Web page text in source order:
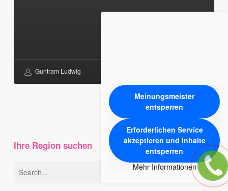
Guntram Ludwig
Ihre Region suchen
Meinungsmeister
entsperren
Erforderlichen Service
akzeptieren und Inhalte
entsperren
Mehr Informationen